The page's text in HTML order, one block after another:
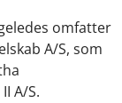
omfatter
A/S, som
A/S.